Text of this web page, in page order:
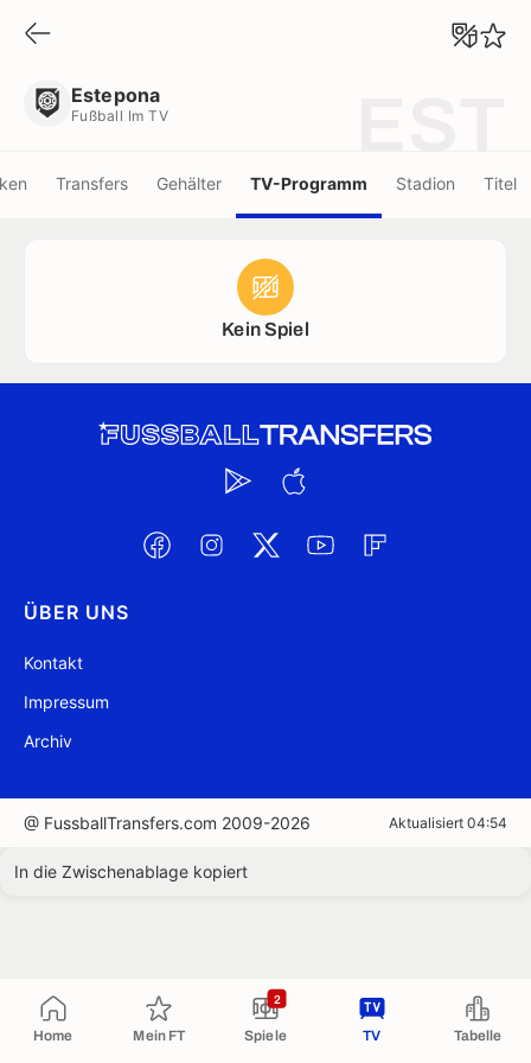
Home Mein FT Spiele
2
TV Tabelle
Estepona
Fußball Im TV
Transfers Gehälter TV-Programm Stadion Titel
Kein Spiel
ÜBER UNS
Kontakt
Impressum
Archiv
@ FussballTransfers.com 2009-2026 Aktualisiert 04:54
In die Zwischenablage kopiert